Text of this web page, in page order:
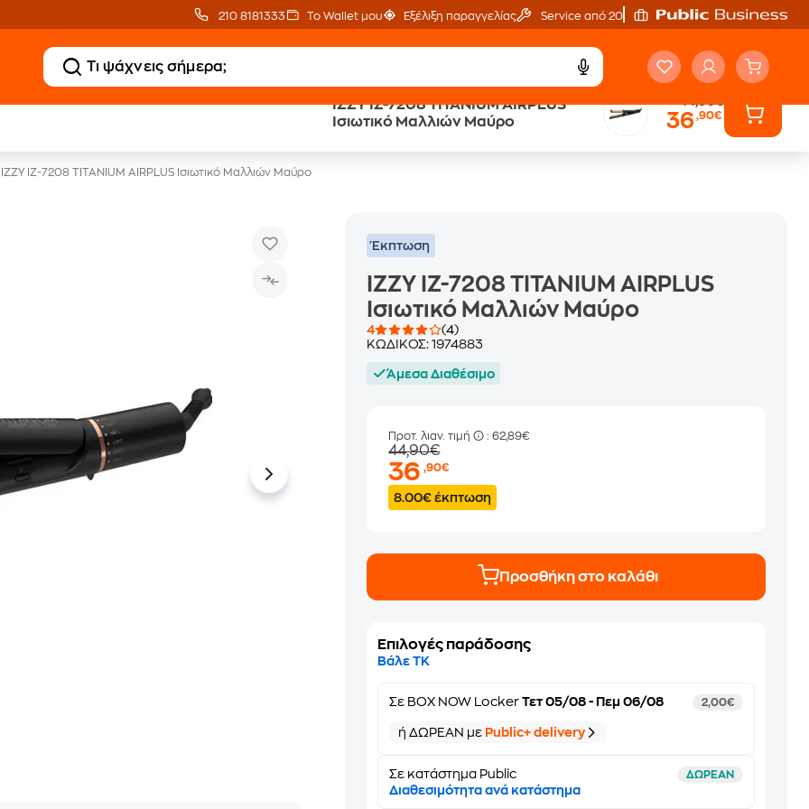
210 8181333 Το Wallet μου Εξέλιξη παραγγελίας Service από 20'
IZZY IZ-7208 TITANIUM AIRPLUS
Ισιωτικό Μαλλιών Μαύρο
36,90€
Άτοκες Δόσεις Public επιστροφή €
IZZY IZ-7208 TITANIUM AIRPLUS Ισιωτικό Μαλλιών Μαύρο
Έκπτωση
IZZY IZ-7208 TITANIUM AIRPLUS
Ισιωτικό Μαλλιών Μαύρο
4
(4)
ΚΩΔΙΚΟΣ:1974883
Άμεσα Διαθέσιμο
Προτ. λιαν. τιμή : 62,89€
44,90€
36,90€
8.00€ έκπτωση
Προσθήκη στο καλάθι
Επιλογές παράδοσης
Βάλε ΤΚ
Σε BOX NOW Locker Τετ 05/08 - Πεμ 06/08 2,00€
ή ΔΩΡΕΑΝ με Public+ delivery
Σε κατάστημα Public ΔΩΡΕΑΝ
Διαθεσιμότητα ανά κατάστημα